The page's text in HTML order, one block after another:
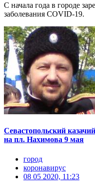
С начала года в городе
заболевания COVID-19.
Севастопольский
на пл. Нахимова 9 мая
город
коронавирус
08 05 2020, 11:23